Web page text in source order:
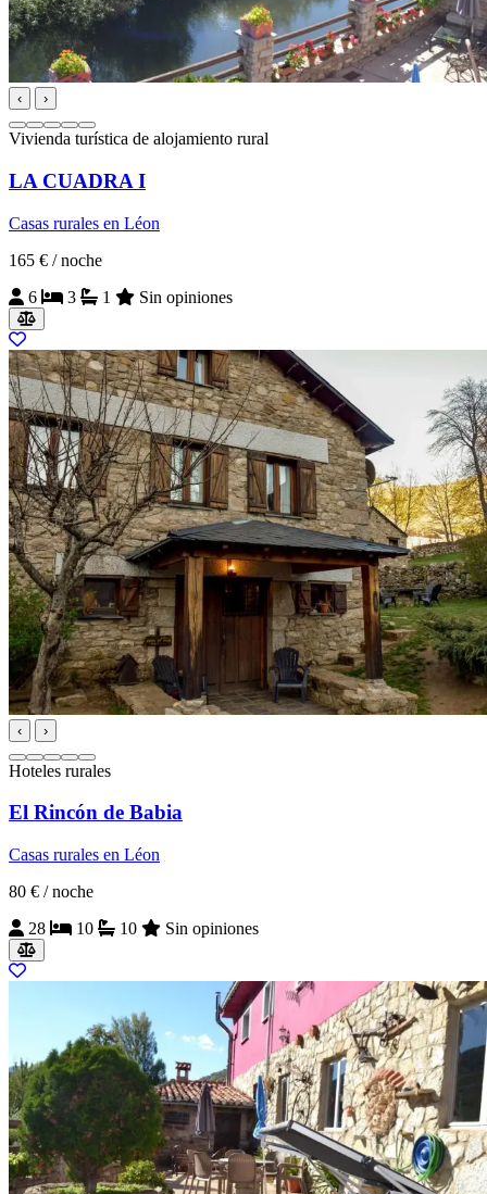
‹ ›
Vivienda turística de alojamiento rural
LA CUADRA I
Casas rurales en Léon
165 € / noche
6
3 1 Sin opiniones
‹ ›
Hoteles rurales
El Rincón de Babia
Casas rurales en Léon
80 € / noche
28
10 10 Sin opiniones